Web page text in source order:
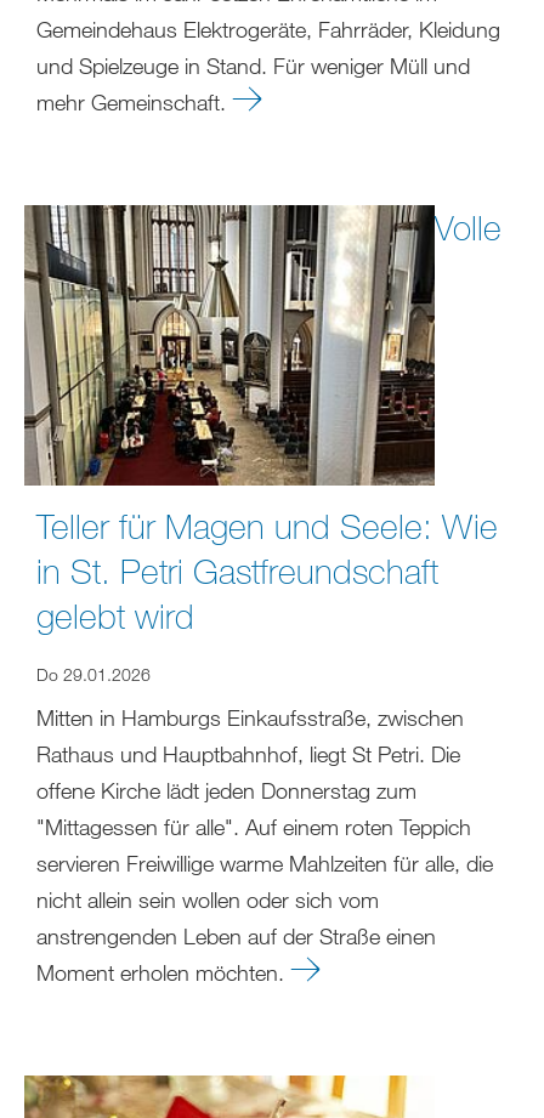
Gemeindehaus Elektrogeräte, Fahrräder, Kleidung
und Spielzeuge in Stand. Für weniger Müll und
mehr Gemeinschaft.
Volle
Teller für Magen und Seele: Wie
in St. Petri Gastfreundschaft
gelebt wird
Do 29.01.2026
Mitten in Hamburgs Einkaufsstraße, zwischen
Rathaus und Hauptbahnhof, liegt St Petri. Die
offene Kirche lädt jeden Donnerstag zum
"Mittagessen für alle". Auf einem roten Teppich
servieren Freiwillige warme Mahlzeiten für alle, die
nicht allein sein wollen oder sich vom
anstrengenden Leben auf der Straße einen
Moment erholen möchten.